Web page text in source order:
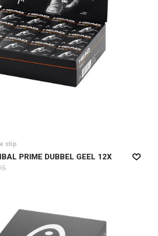
stip
PRIME DUBBEL GEEL 12X